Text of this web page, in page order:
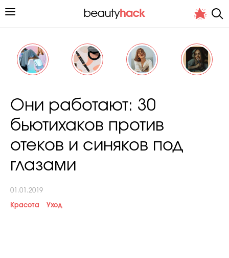
Личный опыт
Они работают: 30
бьютихаков против
отеков и синяков под
глазами
01.01.2019
Красота Уход